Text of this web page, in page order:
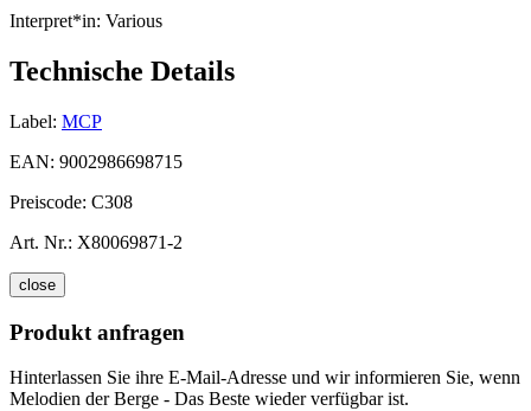
Interpret*in: Various
Technische Details
Label: MCP
EAN: 9002986698715
Preiscode: C308
Art. Nr.: X80069871-2
close
Produkt anfragen
Hinterlassen Sie ihre E-Mail-Adresse und wir informieren Sie, wenn
Melodien der Berge - Das Beste wieder verfügbar ist.